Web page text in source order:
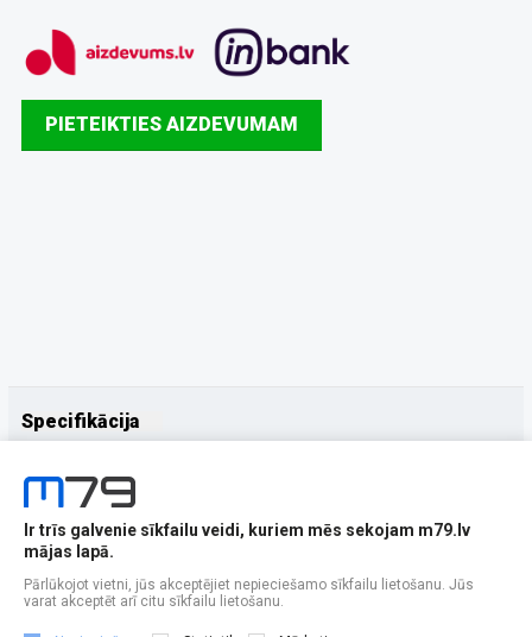
PIETEIKTIES AIZDEVUMAM
Specifikācija
Papildus
Ir trīs galvenie sīkfailu veidi, kuriem mēs sekojam m79.lv
mājas lapā.
Pārlūkojot vietni, jūs akceptējiet nepieciešamo sīkfailu lietošanu. Jūs
varat akceptēt arī citu sīkfailu lietošanu.